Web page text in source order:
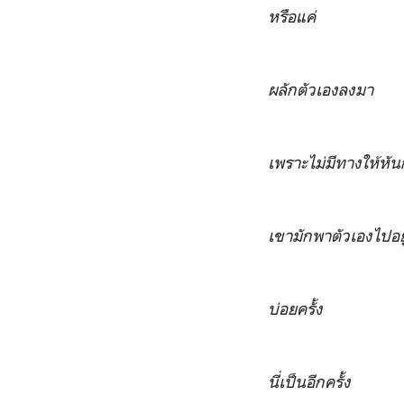
หรือแค่
ผลักตัวเองลงมา
เพราะไม่มีทางให้หั
เขามักพาตัวเองไป
บ่อยครั้ง
นี่เป็นอีกครั้ง